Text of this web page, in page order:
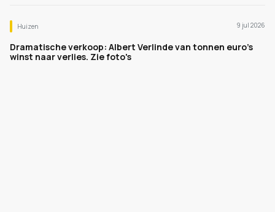
Huizen 9 jul 2026
Dramatische verkoop: Albert Verlinde van tonnen euro's
winst naar verlies. Zie foto's